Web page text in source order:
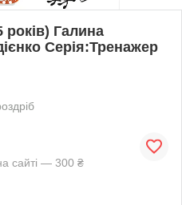
років) Галина
Серiя:Тренажер
сайті — 300 ₴